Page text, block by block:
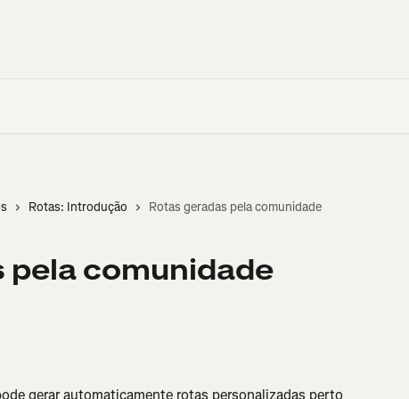
Rotas: Introdução Rotas geradas pela comunidade
pela comunidade
gerar automaticamente rotas personalizadas perto